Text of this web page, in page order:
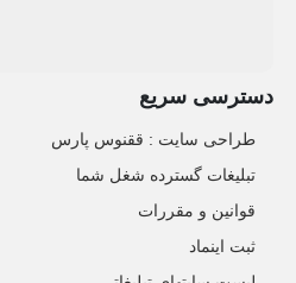
دسترسی سریع
طراحی سایت :‌ ققنوس پارس
تبلیغات گسترده شغل شما
قوانین و مقررات
ثبت اینماد